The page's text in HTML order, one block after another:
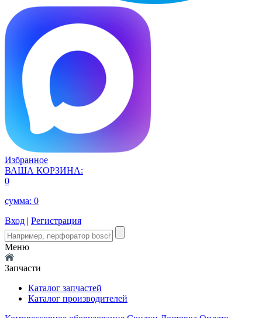
Избранное
ВАША КОРЗИНА:
0
сумма: 0
Вход | Регистрация
Меню
Запчасти
Каталог запчастей
Каталог производителей